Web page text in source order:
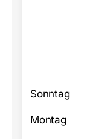
Sonntag
Montag